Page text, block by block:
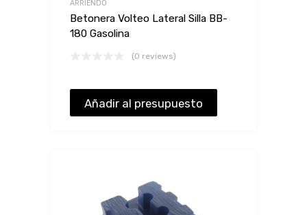
ARRIENDO
Betonera Volteo Lateral Silla BB-
180 Gasolina
(0 reviews)
Añadir al presupuesto